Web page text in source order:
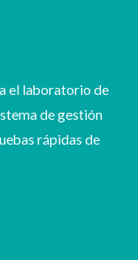
el laboratorio de
de gestión
rápidas de